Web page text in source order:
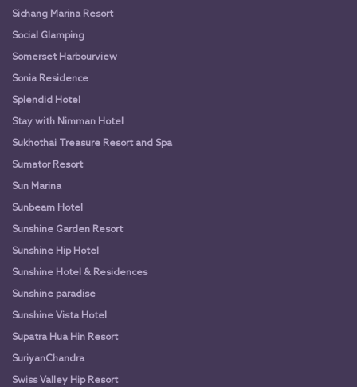
Sichang Marina Resort
Social Glamping
Somerset Harbourview
Sonia Residence
Splendid Hotel
Stay with Nimman Hotel
Sukhothai Treasure Resort and Spa
Sumator Resort
Sun Marina
Sunbeam Hotel
Sunshine Garden Resort
Sunshine Hip Hotel
Sunshine Hotel & Residences
Sunshine paradise
Sunshine Vista Hotel
Supatra Hua Hin Resort
SuriyanChandra
Swiss Valley Hip Resort